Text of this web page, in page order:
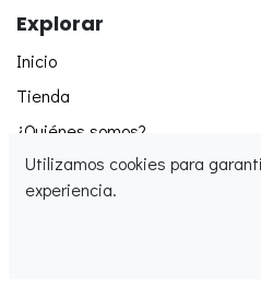
Explorar
Inicio
Tienda
¿Quiénes somos?
Utilizamos cookies para
experiencia.